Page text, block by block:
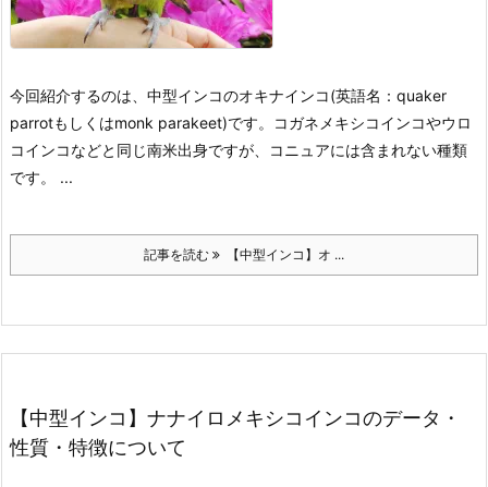
今回紹介するのは、中型インコのオキナインコ(英語名：quaker
parrotもしくはmonk parakeet)です。
コガネメキシコインコやウロ
コインコなどと同じ南米出身ですが、コニュアには含まれない種類
です。 ...
記事を読む 【中型インコ】オ ...
【中型インコ】ナナイロメキシコインコのデータ・
性質・特徴について